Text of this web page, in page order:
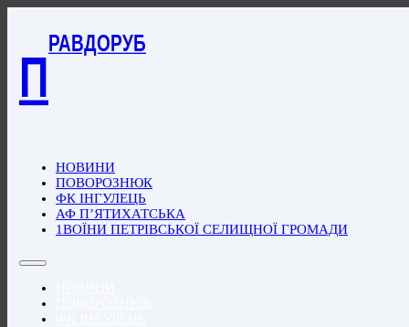
П
РАВДОРУБ
НОВИНИ
ПОВОРОЗНЮК
ФК ІНГУЛЕЦЬ
АФ П’ЯТИХАТСЬКА
1ВОЇНИ ПЕТРІВСЬКОЇ СЕЛИЩНОЇ ГРОМАДИ